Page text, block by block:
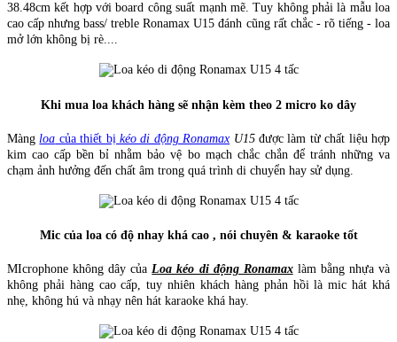
38.48cm kết hợp với board công suất mạnh mẽ. Tuy không phải là mẫu loa
cao cấp nhưng bass/ treble Ronamax U15 đánh cũng rất chắc - rõ tiếng - loa
mở lớn không bị rè....
Khi mua loa khách hàng sẽ nhận kèm theo 2 micro ko dây
Màng loa của thiết bịkéo di động Ronamax U15được làm từ chất liệu hợp
kim cao cấp bền bỉ nhằm bảo vệ bo mạch chắc chắn để tránh những va
chạm ảnh hưởng đến chất âm trong quá trình di chuyển hay sử dụng.
Mic của loa có độ nhay khá cao , nói chuyên & karaoke tốt
MIcrophone không dây củaLoa kéo di động Ronamaxlàm bằng nhựa và
không phải hàng cao cấp, tuy nhiên khách hàng phản hồi là mic hát khá
nhẹ, không hú và nhạy nên hát karaoke khá hay.